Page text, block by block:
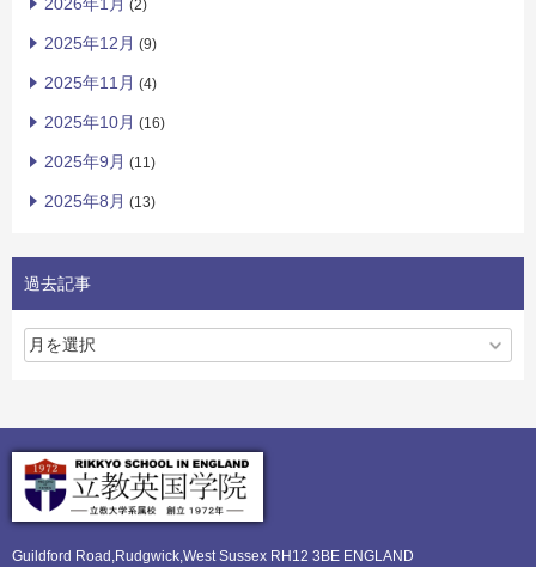
2026年1月 (2)
2025年12月 (9)
2025年11月 (4)
2025年10月 (16)
2025年9月 (11)
2025年8月 (13)
過去記事
Guildford Road,Rudgwick,West Sussex RH12 3BE ENGLAND